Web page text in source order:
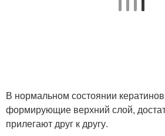
В нормальном состоянии
формирующие верхний слой,
прилегают друг к другу.